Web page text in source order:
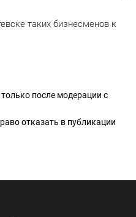
таких бизнесменов к
после модерации с
отказать в публикации